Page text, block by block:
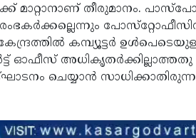
മാറ്റാനാണ് തീരുമാനം.
കമ്പ്യൂട്ടര്‍
അധികൃതര്‍ക്കില്ലാത്തതു
ചെയ്യാന്‍